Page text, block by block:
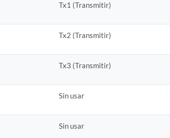
Tx1 (Transmitir)
Tx2 (Transmitir)
Tx3 (Transmitir)
Sin usar
Sin usar